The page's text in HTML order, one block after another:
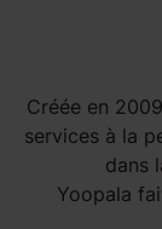
Créée en
services à la
dans
Yoopala